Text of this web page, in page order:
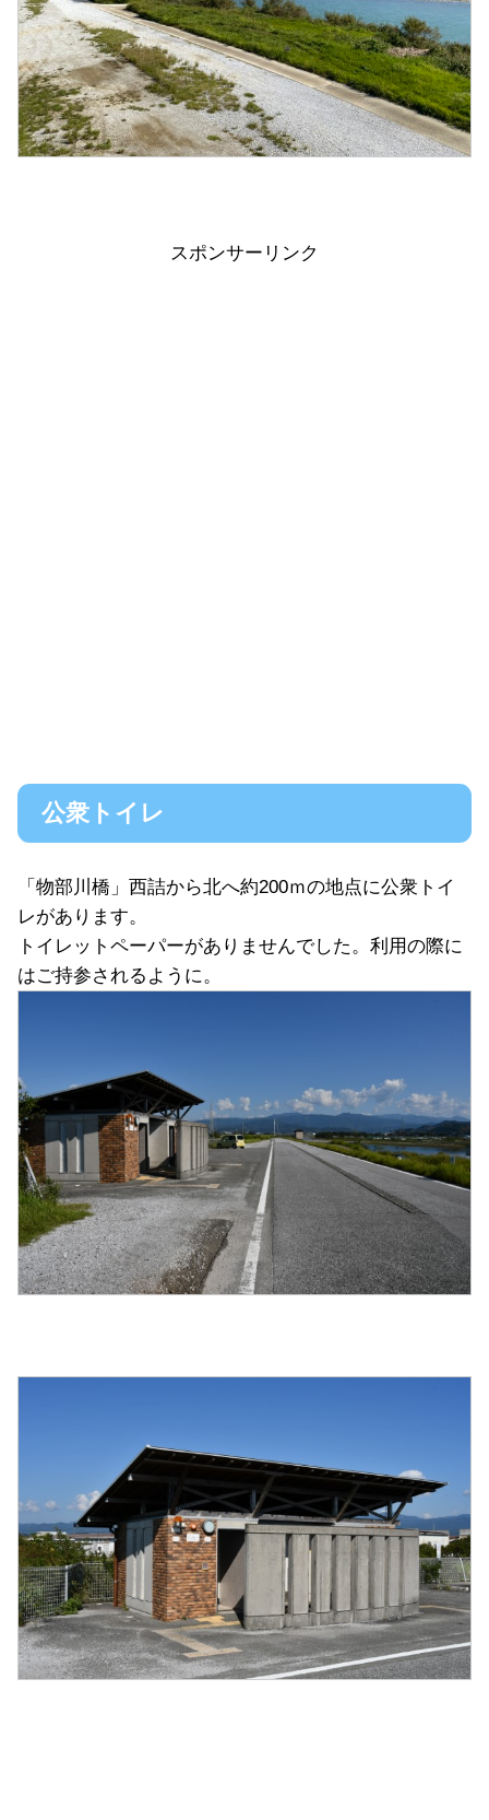
スポンサーリンク
公衆トイレ
「物部川橋」西詰から北へ約200ｍの地点に公衆トイ
レがあります。
トイレットペーパーがありませんでした。利用の際に
はご持参されるように。